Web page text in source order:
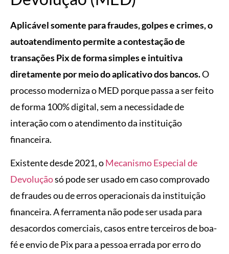
Aplicável somente para fraudes, golpes e crimes, o
autoatendimento permite a contestação de
transações Pix de forma simples e intuitiva
diretamente por meio do aplicativo dos bancos.O
processo moderniza o MED porque passa a ser feito
de forma 100% digital, sem a necessidade de
interação com o atendimento da instituição
financeira.
Existente desde 2021, oMecanismo Especial de
Devoluçãosó pode ser usado em caso comprovado
de fraudes ou de erros operacionais da instituição
financeira. A ferramenta não pode ser usada para
desacordos comerciais, casos entre terceiros de boa-
fé e envio de Pix para a pessoa errada por erro do